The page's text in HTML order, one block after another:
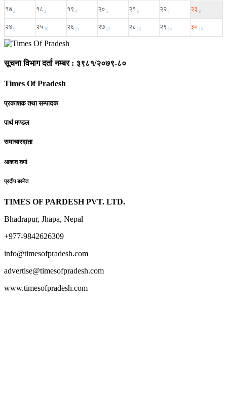
सूचना विभाग दर्ता नम्बर : ३९८१/२०७९-८०
Times Of Pradesh
प्रकाशक तथा सम्पादक
पार्थ मण्डल
समाचारदाता
आकाश शर्मा
प्रदीप बस्नेत
TIMES OF PARDESH PVT. LTD.
Bhadrapur, Jhapa, Nepal
+977-9842626309
info@timesofpradesh.com
advertise@timesofpradesh.com
www.timesofpradesh.com